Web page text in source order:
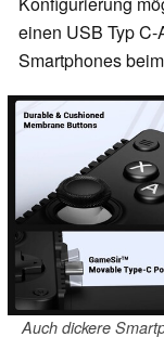
einen USB Typ
Smartphones
Auch dickere